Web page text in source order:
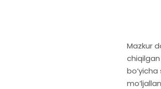
Mazkur
chiqilgan